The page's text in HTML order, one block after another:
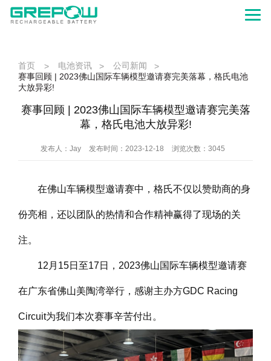
首页 > 电池资讯 > 公司新闻
>
赛事回顾 | 2023佛山国际车辆模型邀请赛完美落幕，格氏电池
大放异彩!
赛事回顾 | 2023佛山国际车辆模型邀请赛完美落
幕，格氏电池大放异彩!
发布人：Jay 发布时间：2023-12-18 浏览次数：3045
在佛山车辆模型邀请赛中，格氏不仅以赞助商的身
份亮相，还以团队的热情和合作精神赢得了现场的关
注。
12月15日至17日，2023佛山国际车辆模型邀请赛
在广东省佛山美陶湾举行，感谢主办方GDC Racing
Circuit为我们本次赛事辛苦付出。